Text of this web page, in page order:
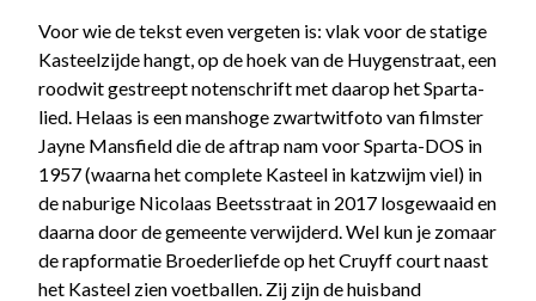
Voor wie de tekst even vergeten is: vlak voor de statige
Kasteelzijde hangt, op de hoek van de Huygenstraat, een
roodwit gestreept notenschrift met daarop het Sparta-
lied. Helaas is een manshoge zwartwitfoto van filmster
Jayne Mansfield die de aftrap nam voor Sparta-DOS in
1957 (waarna het complete Kasteel in katzwijm viel) in
de naburige Nicolaas Beetsstraat in 2017 losgewaaid en
daarna door de gemeente verwijderd. Wel kun je zomaar
de rapformatie Broederliefde op het Cruyff court naast
het Kasteel zien voetballen. Zij zijn de huisband